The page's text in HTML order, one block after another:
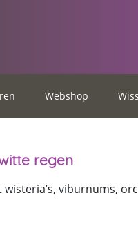
Webshop
regen
viburnums,